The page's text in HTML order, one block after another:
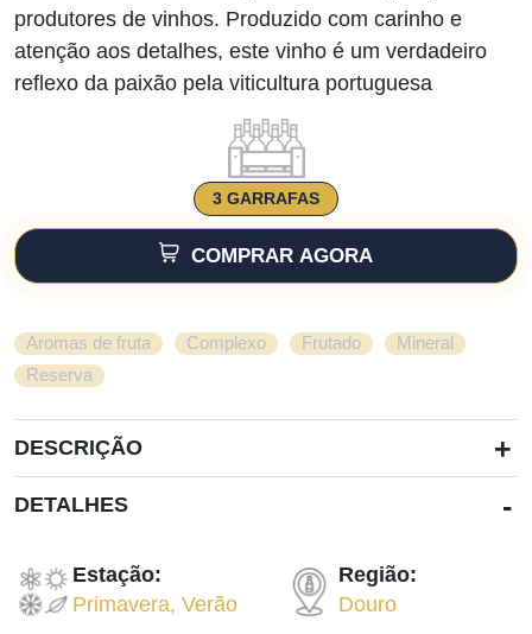
produtores de vinhos. Produzido com carinho e
atenção aos detalhes, este vinho é um verdadeiro
reflexo da paixão pela viticultura portuguesa
3 GARRAFAS
COMPRAR AGORA
Aromas de fruta Complexo Frutado Mineral
Reserva
DESCRIÇÃO +
DETALHES -
Estação:
Primavera,Verão
Região:
Douro